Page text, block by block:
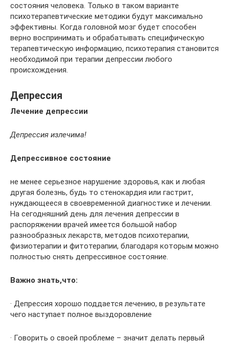
состояния человека. Только в таком варианте
психотерапевтические методики будут максимально
эффективны. Когда головной мозг будет способен
верно воспринимать и обрабатывать специфическую
терапевтическую информацию, психотерапия становится
необходимой при терапии депрессии любого
происхождения.
Депрессия
Лечение депрессии
Депрессия излечима!
Депрессивное состояние
не менее серьезное нарушение здоровья, как и любая
другая болезнь, будь то стенокардия или гастрит,
нуждающееся в своевременной диагностике и лечении.
На сегодняшний день для лечения депрессии в
распоряжении врачей имеется большой набор
разнообразных лекарств, методов психотерапии,
физиотерапии и фитотерапии, благодаря которым можно
полностью снять депрессивное состояние.
Важно знать,что:
· Депрессия хорошо поддается лечению, в результате
чего наступает полное выздоровление
· Говорить о своей проблеме – значит делать первый